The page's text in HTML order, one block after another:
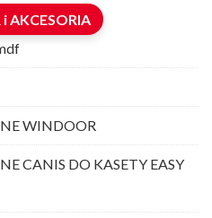
AKCESORIA
WINDOOR
CANIS DO KASETY EASY